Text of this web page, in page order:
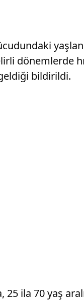
dönemlerde
bildirildi.
ila 70 yaş